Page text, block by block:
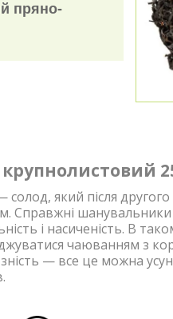
пряно-
який після
шанувальники
і насиченість. В
чаюванням з
— все це можна